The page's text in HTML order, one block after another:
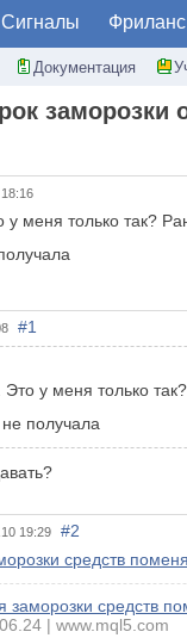
Сигналы Фриланс
Документация
заморозки
у меня только так?
#1
у меня только
получала
19:29
#2
средств
заморозки средств
www.mql5.com